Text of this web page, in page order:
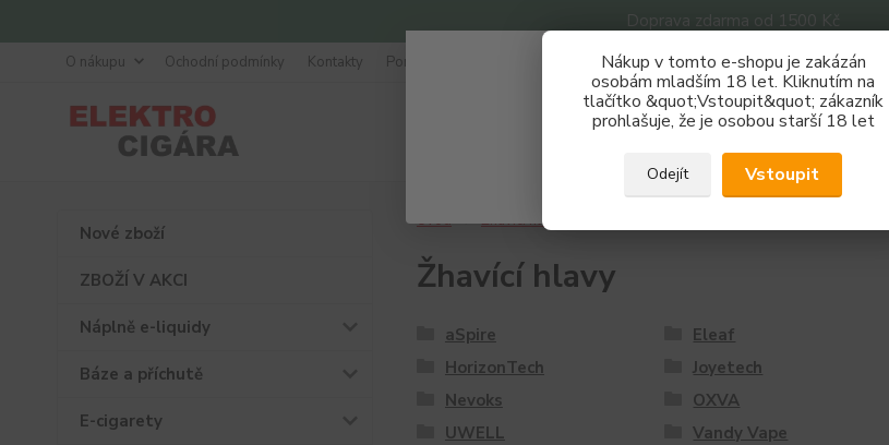
Doprava zdarma od 1500 Kč
Nákup v tomto e-shopu je zakázán
osobám mladším 18 let. Kliknutím na
tlačítko &quot;Vstoupit&quot; zákazník
prohlašuje, že je osobou starší 18 let
Odejít Vstoupit
O nákupu Ochodní podmínky Kontakty Poradna
Hledat
Nové zboží
ZBOŽÍ V AKCI
Náplně e-liquidy
Báze a příchutě
E-cigarety
Úvod Žhavící hlavy
Žhavící hlavy
aSpire Eleaf
HorizonTech
Joyetech
Nevoks
OXVA
UWELL
Vandy Vape
Získej slevu 3%
Zaregistruj se a nakupuj se slevou právě teď!
REGISTRAČNÍ FORMULÁŘ
Zavřít